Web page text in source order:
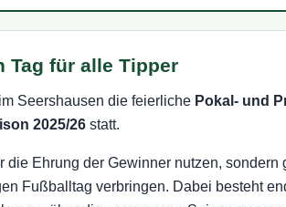
Tag für alle Tipper
Seershausen die feierliche Pokal- und
2025/26 statt.
die Ehrung der Gewinner nutzen, sondern
Fußballtag verbringen. Dabei besteht